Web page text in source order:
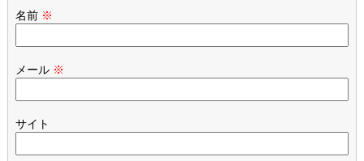
名前 ※
メール ※
サイト